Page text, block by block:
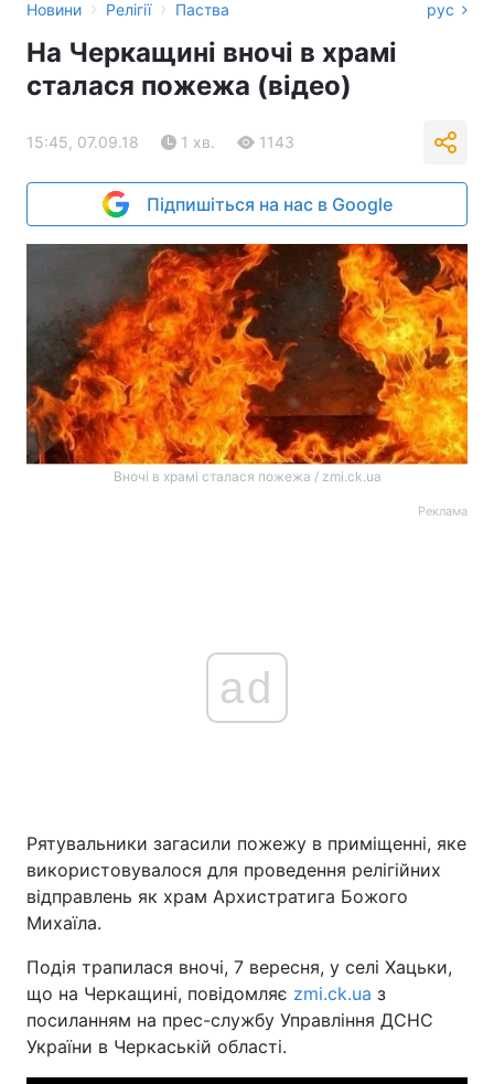
Новини › Релігії › Паства рус
На Черкащині вночі в храмі
сталася пожежа (відео)
15:45, 07.09.18 1 хв. 1143
Підпишіться на нас в Google
Вночі в храмі сталася пожежа / zmi.ck.ua
Реклама
ad
Рятувальники загасили пожежу в приміщенні, яке
використовувалося для проведення релігійних
відправлень як храм Архистратига Божого
Михаїла.
Подія трапилася вночі, 7 вересня, у селі Хацьки,
що на Черкащині, повідомляє zmi.ck.ua з
посиланням на прес-службу Управління ДСНС
України в Черкаській області.